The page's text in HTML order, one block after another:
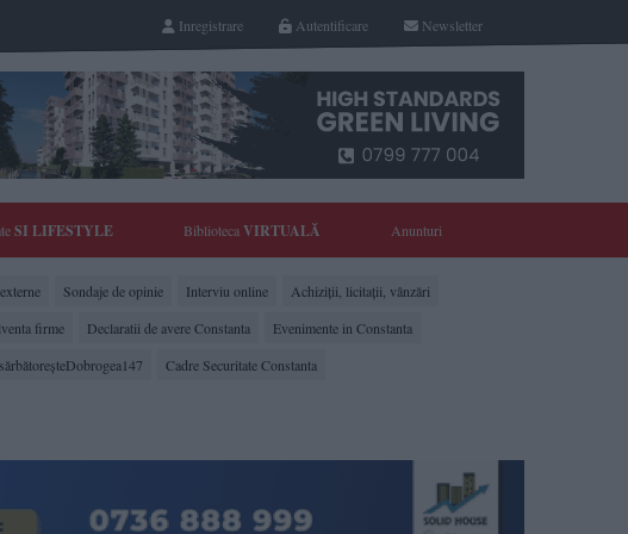
Newsletter
Autentificare
Inregistrare
SI LIFESTYLE BibliotecaVIRTUALĂ Anunturi
Sondaje de opinie Interviu online
Achiziții, licitații, vânzări
firme Declaratii de avere Constanta
Evenimente in Constanta
Cadre Securitate Constanta